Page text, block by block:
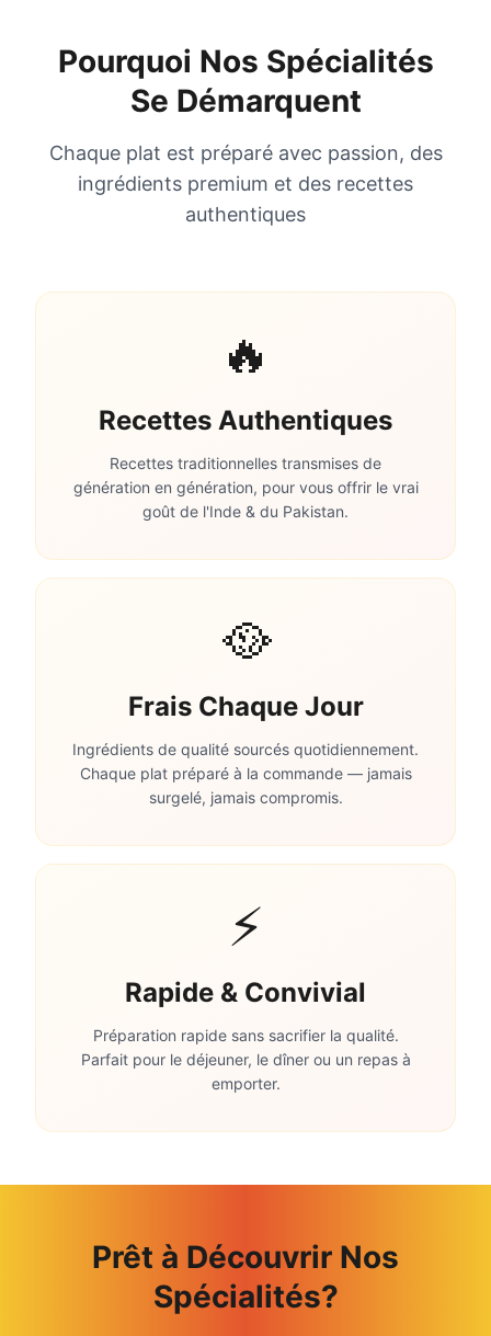
Pourquoi Nos Spécialités
Se Démarquent
Chaque plat est préparé avec passion, des
ingrédients premium et des recettes
authentiques
🔥
Recettes Authentiques
Recettes traditionnelles transmises de
génération en génération, pour vous offrir le vrai
goût de l'Inde & du Pakistan.
🥘
Frais Chaque Jour
Ingrédients de qualité sourcés quotidiennement.
Chaque plat préparé à la commande — jamais
surgelé, jamais compromis.
⚡
Rapide & Convivial
Préparation rapide sans sacrifier la qualité.
Parfait pour le déjeuner, le dîner ou un repas à
emporter.
Prêt à Découvrir Nos
Spécialités?